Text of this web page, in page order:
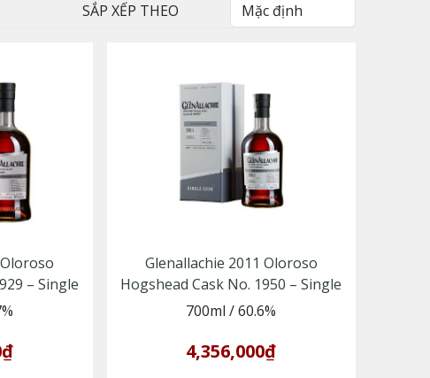
SẮP XẾP THEO
– Single
Glenallachie 2011 Oloroso
Hogshead Cask No. 1950 – Single
Malt Whisky vùng Speyside
700ml /60.6%
4,356,000₫